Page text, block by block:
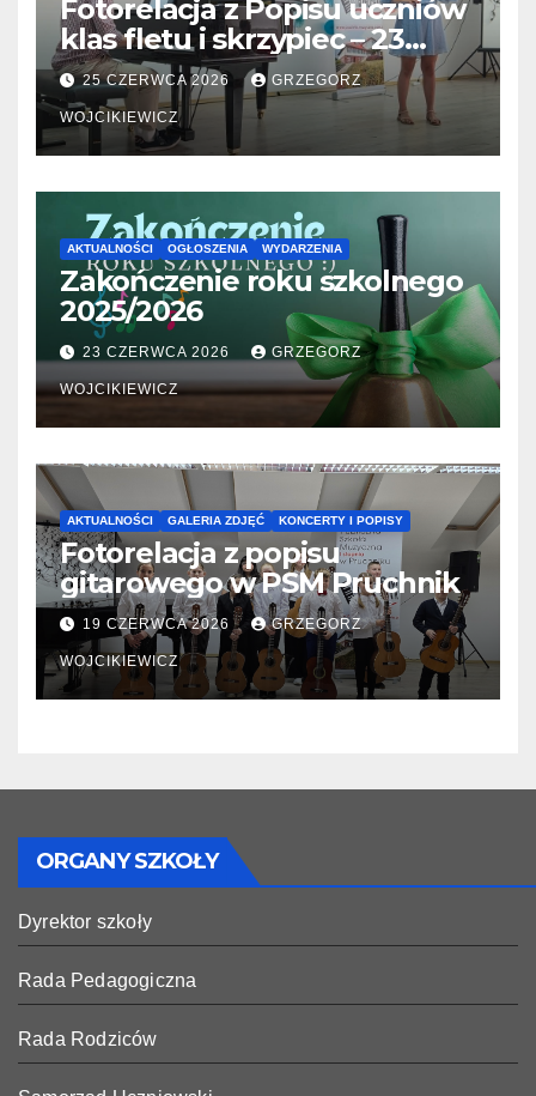
Fotorelacja z Popisu uczniów
klas fletu i skrzypiec – 23
06.2026
25 CZERWCA 2026 GRZEGORZ
WOJCIKIEWICZ
AKTUALNOŚCI OGŁOSZENIA WYDARZENIA
Zakończenie roku szkolnego
2025/2026
23 CZERWCA 2026 GRZEGORZ
WOJCIKIEWICZ
AKTUALNOŚCI GALERIA ZDJĘĆ KONCERTY I POPISY
Fotorelacja z popisu
gitarowego w PSM Pruchnik
19 CZERWCA 2026 GRZEGORZ
WOJCIKIEWICZ
ORGANY SZKOŁY
Dyrektor szkoły
Rada Pedagogiczna
Rada Rodziców